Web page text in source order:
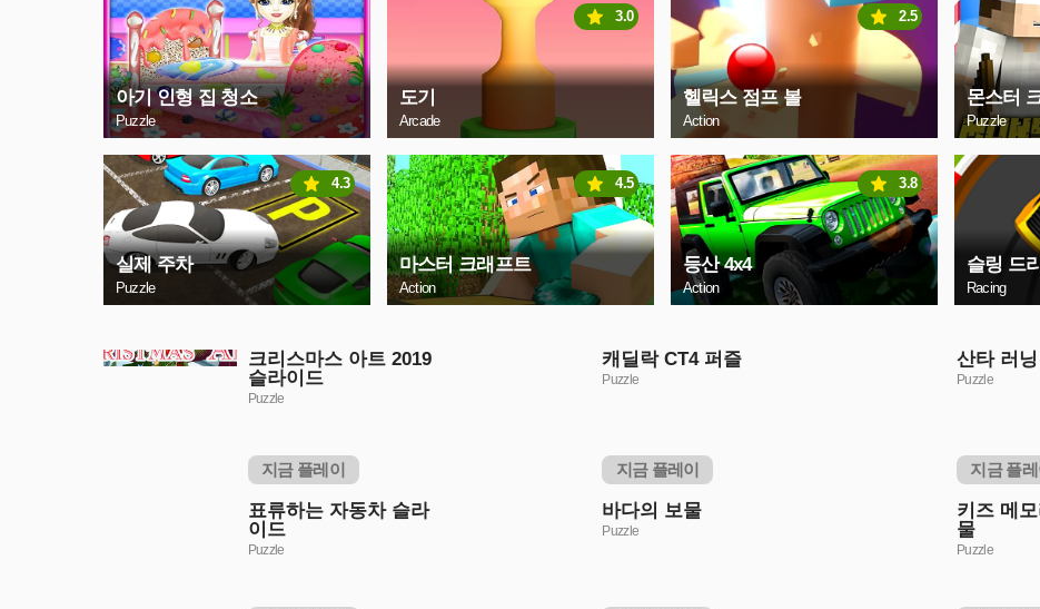
아기 인형 집 청소
Puzzle
도기
Arcade
3.0
헬릭스 점프 볼
Action
2.5
몬스터
Puzzle
실제 주차
Puzzle
4.3
마스터 크래프트
Action
4.5
등산 4x4
Action
3.8
슬링 드
Racing
크리스마스 아트 2019
슬라이드
Puzzle
지금 플레이
캐딜락 CT4 퍼즐
Puzzle
지금 플레이
산타 러닝
Puzzle
지금 플레
표류하는 자동차 슬라
이드
Puzzle
바다의 보물
Puzzle
키즈 메
물
Puzzle